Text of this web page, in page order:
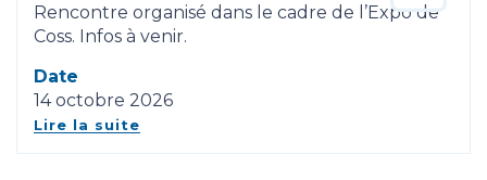
Rencontre organisé dans le cadre de l’Expo de
Coss. Infos à venir.
Date
14 octobre 2026
Lire la suite